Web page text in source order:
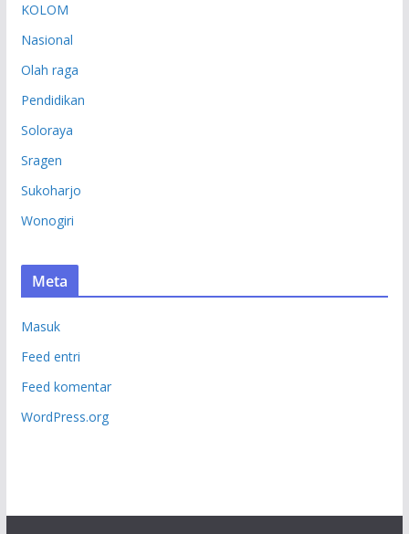
KOLOM
Nasional
Olah raga
Pendidikan
Soloraya
Sragen
Sukoharjo
Wonogiri
Meta
Masuk
Feed entri
Feed komentar
WordPress.org